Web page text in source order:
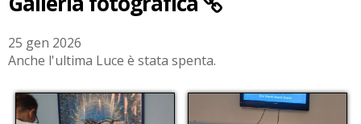
25 gen 2026
Anche l'ultima Luce è stata spenta.